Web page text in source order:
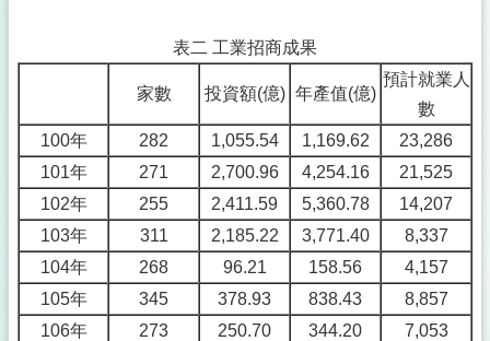
表二 工業招商成果
家數 投資額(億) 年產值(億)
預計就業人
數
100年
282 1,055.54 1,169.62
23,286
101年
271 2,700.96 4,254.16
21,525
102年
255 2,411.59 5,360.78
14,207
103年
311 2,185.22 3,771.40
8,337
104年
268 96.21 158.56
4,157
105年
345 378.93 838.43
8,857
106年
273 250.70 344.20
7,053